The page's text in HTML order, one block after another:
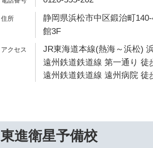
静岡県浜松市中区鍛治町
館3F
JR東海道本線(熱海～浜松)
遠州鉄道鉄道線 第一通り 徒
遠州鉄道鉄道線 遠州病院 徒
東進衛星予備校